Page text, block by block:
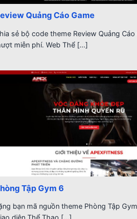
Quảng Cáo Game
sẻ bộ code theme Review Quảng
miễn phí. Web Thể [...]
Tập Gym 6
bạn mã nguồn theme Phòng Tập
diện Thể Thao [...]